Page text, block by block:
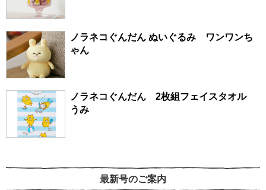
ノラネコぐんだん ぬいぐるみ ワンワンち
ゃん
ノラネコぐんだん 2枚組フェイスタオル
うみ
最新号のご案内